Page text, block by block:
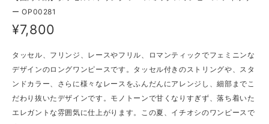
ー OP00281
¥7,800
タッセル、フリンジ、レースやフリル、ロマンティックでフェミニンな
デザインのロングワンピースです。タッセル付きのストリングや、スタ
ンドカラー、さらに様々なレースをふんだんにアレンジし、細部までこ
だわり抜いたデザインです。モノトーンで甘くなりすぎず、落ち着いた
エレガントな雰囲気に仕上がります。この夏、イチオシのワンピースで